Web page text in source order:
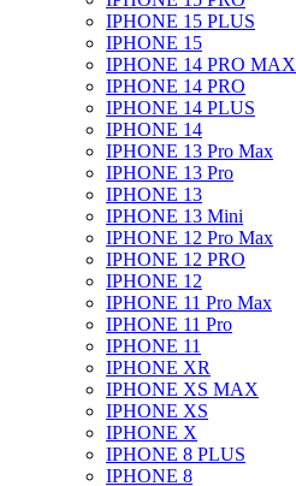
IPHONE 15 PLUS
IPHONE 15
IPHONE 14 PRO MAX
IPHONE 14 PRO
IPHONE 14 PLUS
IPHONE 14
IPHONE 13 Pro Max
IPHONE 13 Pro
IPHONE 13
IPHONE 13 Mini
IPHONE 12 Pro Max
IPHONE 12 PRO
IPHONE 12
IPHONE 11 Pro Max
IPHONE 11 Pro
IPHONE 11
IPHONE XR
IPHONE XS MAX
IPHONE XS
IPHONE X
IPHONE 8 PLUS
IPHONE 8